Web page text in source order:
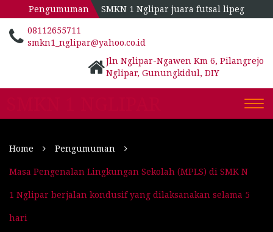
Pengumuman
SMKN 1 Nglipar juara futsal lipeg
08112655711
smkn1_nglipar@yahoo.co.id
Jln Nglipar-Ngawen Km 6, Pilangrejo
Nglipar, Gunungkidul, DIY
Home
Pengumuman
Masa Pengenalan Lingkungan Sekolah (MPLS) di SMK N
1 Nglipar berjalan kondusif yang dilaksanakan selama 5
hari